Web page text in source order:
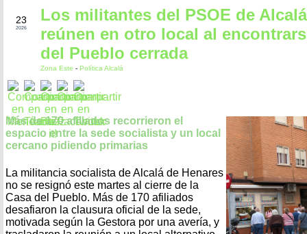
23
2026
Los militantes del PSOE de
reúnen en otro local al
del Pueblo cerrada
Zona Este - Política Alcalá
Más de 170 afiliados recorrieron el
espacio entre la sede socialista y un local
cercano pidiendo primarias
La militancia socialista de Alcalá de Henares
no se resignó este martes al cierre de la
Casa del Pueblo. Más de 170 afiliados
desafiaron la clausura oficial de la sede,
motivada según la Gestora por una avería, y